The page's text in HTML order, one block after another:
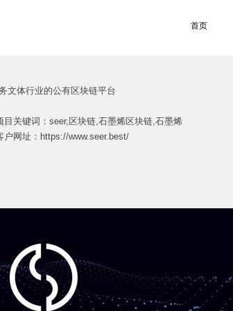
首页
文体行业的公有区块链平台
目关键词：seer,区块链,石墨烯区块链,石墨烯
户网址： https://www.seer.best/